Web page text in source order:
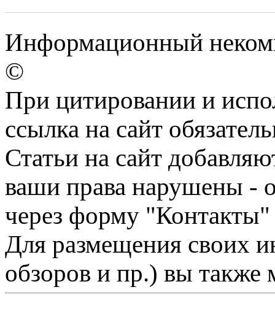
Информационный
©
При цитировании и
ссылка на сайт
Статьи на сайт
ваши права нарушены -
через форму "Контакты"
Для размещения своих
обзоров и пр.) вы также